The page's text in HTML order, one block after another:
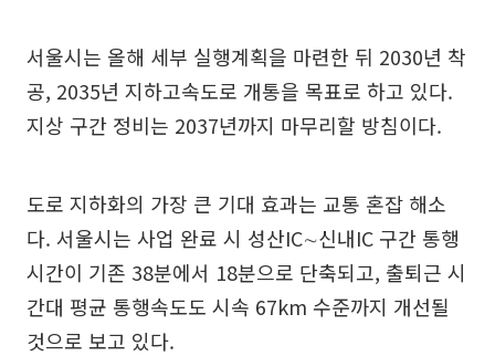
서울시는 올해 세부 실행계획을 마련한 뒤 2030년 착
공, 2035년 지하고속도로 개통을 목표로 하고 있다.
지상 구간 정비는 2037년까지 마무리할 방침이다.
도로 지하화의 가장 큰 기대 효과는 교통 혼잡 해소
다. 서울시는 사업 완료 시 성산IC∼신내IC 구간 통행
시간이 기존 38분에서 18분으로 단축되고, 출퇴근 시
간대 평균 통행속도도 시속 67km 수준까지 개선될
것으로 보고 있다.